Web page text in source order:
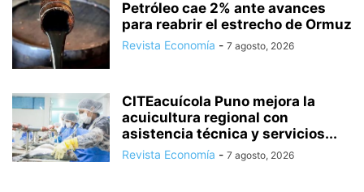
Petróleo cae 2% ante avances
para reabrir el estrecho de Ormuz
Revista Economía - 7 agosto, 2026
CITEacuícola Puno mejora la
acuicultura regional con
asistencia técnica y servicios...
Revista Economía - 7 agosto, 2026